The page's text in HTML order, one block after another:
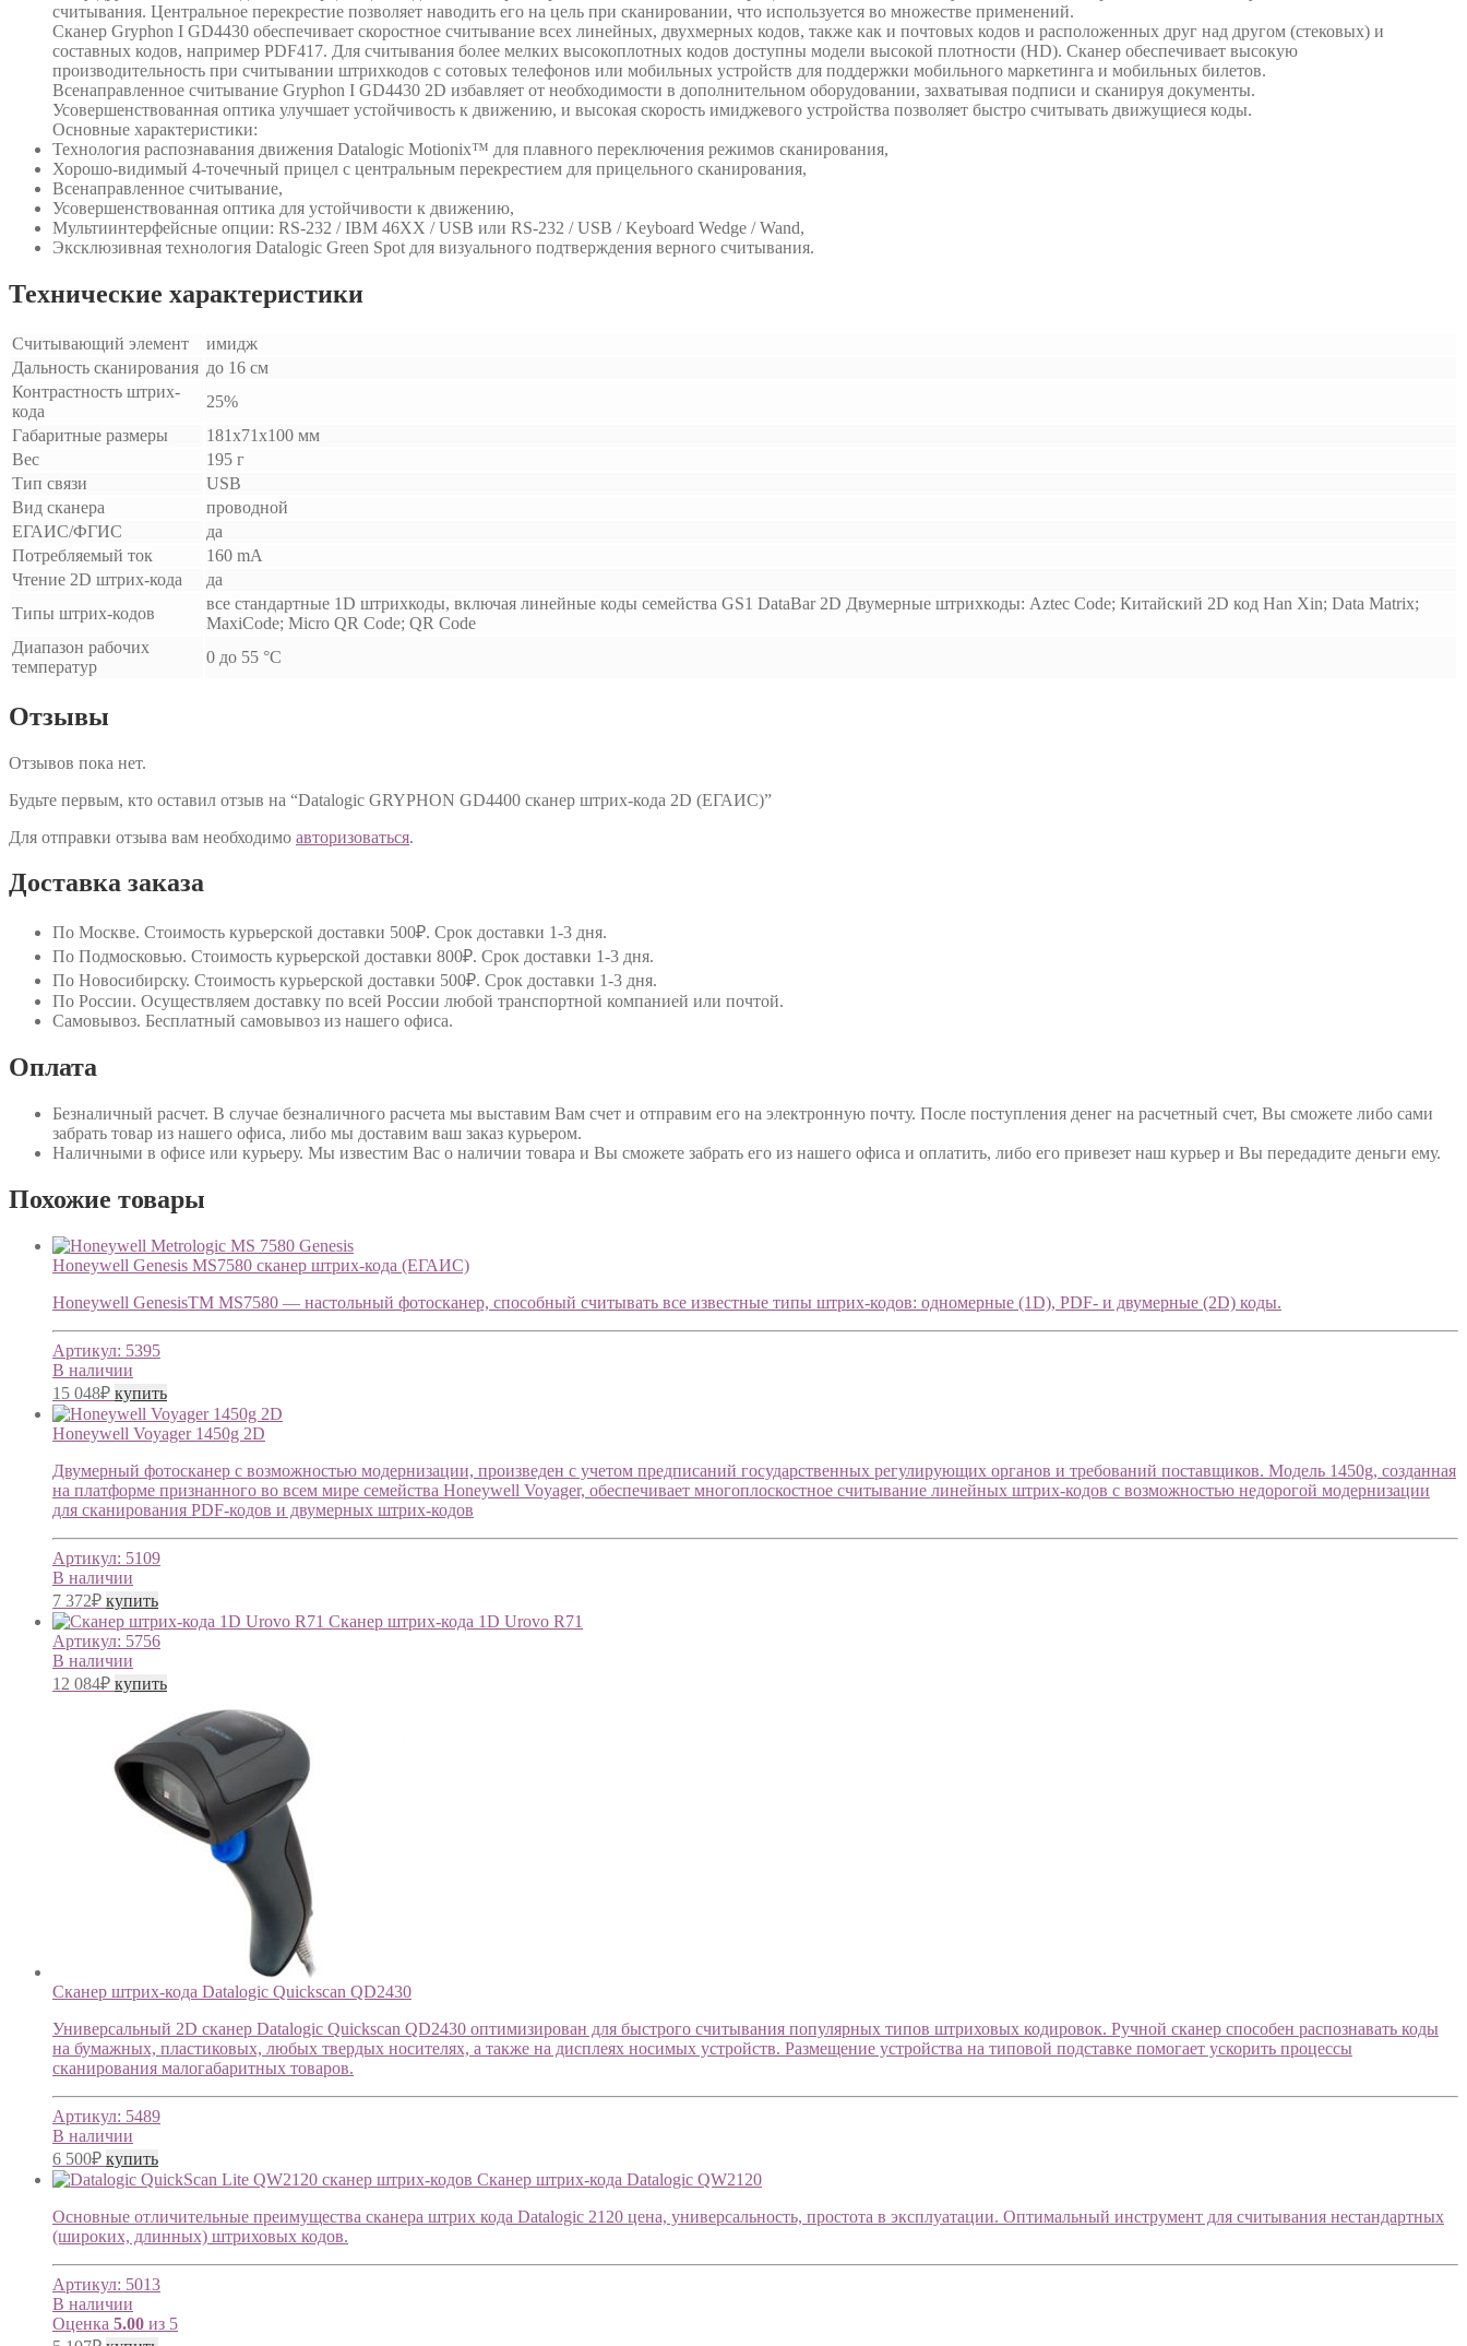
считывания. Центральное перекрестие позволяет наводить его на цель при сканировании, что используется во множестве применений.
Сканер Gryphon I GD4430 обеспечивает скоростное считывание всех линейных, двухмерных кодов, также как и почтовых кодов и расположенных друг над другом (стековых) и
составных кодов, например PDF417. Для считывания более мелких высокоплотных кодов доступны модели высокой плотности (HD). Сканер обеспечивает высокую
производительность при считывании штрихкодов с сотовых телефонов или мобильных устройств для поддержки мобильного маркетинга и мобильных билетов.
Всенаправленное считывание Gryphon I GD4430 2D избавляет от необходимости в дополнительном оборудовании, захватывая подписи и сканируя документы.
Усовершенствованная оптика улучшает устойчивость к движению, и высокая скорость имиджевого устройства позволяет быстро считывать движущиеся коды.
Основные характеристики:
Технология распознавания движения Datalogic Motionix™ для плавного переключения режимов сканирования,
Хорошо-видимый 4-точечный прицел с центральным перекрестием для прицельного сканирования,
Всенаправленное считывание,
Усовершенствованная оптика для устойчивости к движению,
Мультиинтерфейсные опции: RS-232 / IBM 46XX / USB или RS-232 / USB / Keyboard Wedge / Wand,
Эксклюзивная технология Datalogic Green Spot для визуального подтверждения верного считывания.
Технические характеристики
Считывающий элемент
имидж
Дальность сканирования до 16 см
Контрастность штрих-
кода
25%
Габаритные размеры
181x71x100 мм
Вес
195 г
Тип связи
USB
Вид сканера
проводной
ЕГАИС/ФГИС
да
Потребляемый ток
160 mA
Чтение 2D штрих-кода
да
Типы штрих-кодов
все стандартные 1D штрихкоды, включая линейные коды семейства GS1 DataBar 2D Двумерные штрихкоды: Aztec Code; Китайский 2D код Han Xin; Data Matrix;
MaxiCode; Micro QR Code; QR Code
Диапазон рабочих
температур
0 до 55 °C
Отзывы
Отзывов пока нет.
Будьте первым, кто оставил отзыв на “Datalogic GRYPHON GD4400 cканер штрих-кода 2D (ЕГАИС)”
Для отправки отзыва вам необходимо авторизоваться.
Доставка заказа
По Москве. Стоимость курьерской доставки 500₽. Срок доставки 1-3 дня.
По Подмосковью. Стоимость курьерской доставки 800₽. Срок доставки 1-3 дня.
По Новосибирску. Стоимость курьерской доставки 500₽. Срок доставки 1-3 дня.
По России. Осуществляем доставку по всей России любой транспортной компанией или почтой.
Самовывоз. Бесплатный самовывоз из нашего офиса.
Оплата
Безналичный расчет. В случае безналичного расчета мы выставим Вам счет и отправим его на электронную почту. После поступления денег на расчетный счет, Вы сможете либо сами
забрать товар из нашего офиса, либо мы доставим ваш заказ курьером.
Наличными в офисе или курьеру. Мы известим Вас о наличии товара и Вы сможете забрать его из нашего офиса и оплатить, либо его привезет наш курьер и Вы передадите деньги ему.
Похожие товары
Honeywell Genesis MS7580 cканер штрих-кода (ЕГАИС)
Honeywell GenesisTM MS7580 — настольный фотосканер, способный считывать все известные типы штрих-кодов: одномерные (1D), PDF- и двумерные (2D) коды.
Артикул: 5395
В наличии
15 048₽ купить
Honeywell Voyager 1450g 2D
Двумерный фотосканер с возможностью модернизации, произведен с учетом предписаний государственных регулирующих органов и требований поставщиков. Модель 1450g, созданная
на платформе признанного во всем мире семейства Honeywell Voyager, обеспечивает многоплоскостное считывание линейных штрих-кодов с возможностью недорогой модернизации
для сканирования PDF-кодов и двумерных штрих-кодов
Артикул: 5109
В наличии
7 372₽ купить
Сканер штрих-кода 1D Urovo R71
Артикул: 5756
В наличии
12 084₽ купить
Сканер штрих-кода Datalogic Quickscan QD2430
Универсальный 2D сканер Datalogic Quickscan QD2430 оптимизирован для быстрого считывания популярных типов штриховых кодировок. Ручной сканер способен распознавать коды
на бумажных, пластиковых, любых твердых носителях, а также на дисплеях носимых устройств. Размещение устройства на типовой подставке помогает ускорить процессы
сканирования малогабаритных товаров.
Артикул: 5489
В наличии
6 500₽ купить
Сканер штрих-кода Datalogic QW2120
Основные отличительные преимущества сканера штрих кода Datalogic 2120 цена, универсальность, простота в эксплуатации. Оптимальный инструмент для считывания нестандартных
(широких, длинных) штриховых кодов.
Артикул: 5013
В наличии
Оценка 5.00 из 5